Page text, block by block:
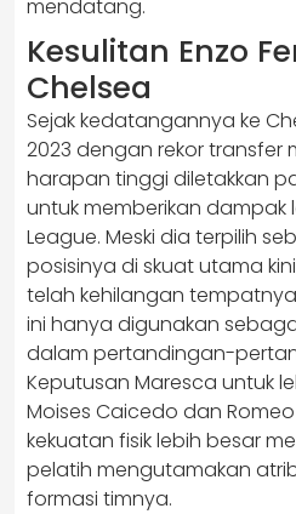
mendatang.
Kesulitan Enzo
Chelsea
Sejak kedatangannya ke
2023 dengan rekor transfer
harapan tinggi diletakkan
untuk memberikan dampak
League. Meski dia terpilih
posisinya di skuat utama
telah kehilangan
ini hanya digunakan
dalam pertandingan-
Keputusan Maresca untuk
Moises Caicedo dan
kekuatan fisik lebih besar
pelatih mengutamakan
formasi timnya.